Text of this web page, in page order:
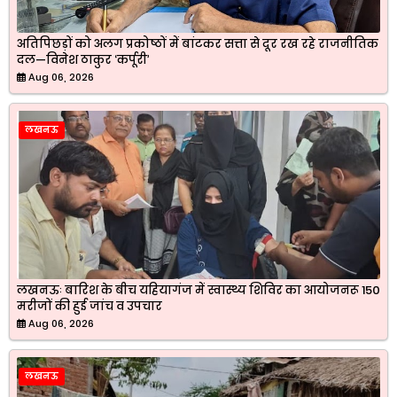
अतिपिछड़ों को अलग प्रकोष्ठों में बांटकर सत्ता से दूर रख रहे राजनीतिक
दल—विनेश ठाकुर ‘कर्पूरी’
Aug 06, 2026
लखनऊ
लखनऊः बारिश के बीच यहियागंज में स्वास्थ्य शिविर का आयोजनरू 150
मरीजों की हुई जांच व उपचार
Aug 06, 2026
लखनऊ